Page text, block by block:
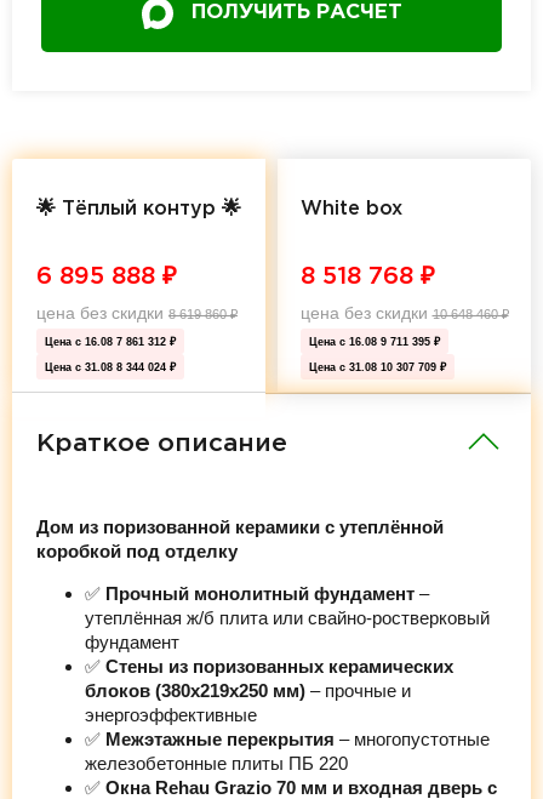
ПОЛУЧИТЬ РАСЧЕТ
🌟 Тёплый контур 🌟
6 895 888 ₽
цена без скидки 8 619 860₽
Цена с 16.08 7 861 312 ₽
Цена с 31.08 8 344 024 ₽
White box
8 518 768₽
цена без скидки10 648 460₽
Цена с 16.08 9 711 395 ₽
Цена с 31.08 10 307 709 ₽
Краткое описание
Дом из поризованной керамики с утеплённой
коробкой под отделку
✅ Прочный монолитный фундамент –
утеплённая ж/б плита или свайно-ростверковый
фундамент
✅ Стены из поризованных керамических
блоков (380х219х250 мм) – прочные и
энергоэффективные
✅ Межэтажные перекрытия – многопустотные
железобетонные плиты ПБ 220
✅ Окна Rehau Grazio 70 мм и входная дверь с